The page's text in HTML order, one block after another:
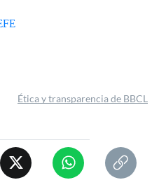
Ética y transparencia de BBCL